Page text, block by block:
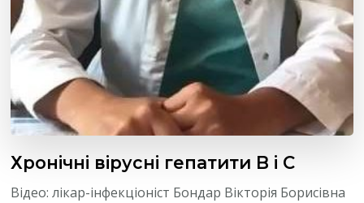
Хронічні вірусні гепатити B і C
Відео: лікар-інфекціоніст Бондар Вікторія Борисівна